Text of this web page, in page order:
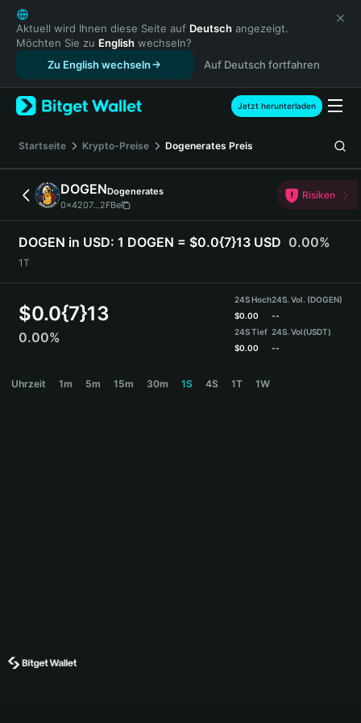
English
日本語
Tiếng Việt
Русский
Español (Latinoamérica)
Türkçe
Français
Deutsch
简体中文
繁體中文
Português (Portugal)
Bahasa Indonesia
ภาษาไทย
हिन्दी
Español
Português (Brasil)
Aktuell wird Ihnen diese Seite auf Deutsch angezeigt.
Möchten Sie zu English wechseln?
Zu English wechseln
Auf Deutsch fortfahren
Jetzt herunterladen
Startseite Krypto-Preise Dogenerates Preis
DOGENDogenerates
0x4207...2FBe
Risiken
DOGEN in USD: 1 DOGEN = $0.0{7}13 USD 0.00%
1T
$0.0{7}13
0.00%
24S Hoch
$0.00
24S Tief
$0.00
24S. Vol. (DOGEN)
--
24S. Vol(USDT)
--
Uhrzeit 1m 5m 15m 30m 1S 4S 1T 1W